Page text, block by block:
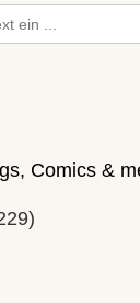
Comics &